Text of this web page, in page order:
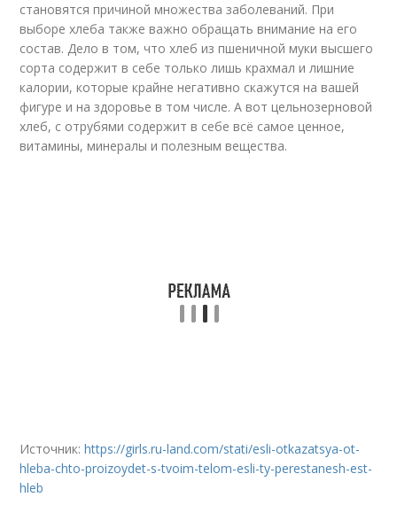
становятся причиной множества заболеваний. При
выборе хлеба также важно обращать внимание на его
состав. Дело в том, что хлеб из пшеничной муки высшего
сорта содержит в себе только лишь крахмал и лишние
калории, которые крайне негативно скажутся на вашей
фигуре и на здоровье в том числе. А вот цельнозерновой
хлеб, с отрубями содержит в себе всё самое ценное,
витамины, минералы и полезным вещества.
Источник:https://girls.ru-land.com/stati/esli-otkazatsya-ot-
hleba-chto-proizoydet-s-tvoim-telom-esli-ty-perestanesh-est-
hleb